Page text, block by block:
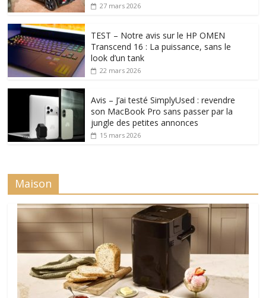
27 mars 2026
TEST – Notre avis sur le HP OMEN
Transcend 16 : La puissance, sans le
look d’un tank
22 mars 2026
Avis – J’ai testé SimplyUsed : revendre
son MacBook Pro sans passer par la
jungle des petites annonces
15 mars 2026
Maison